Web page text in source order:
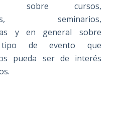
sobre cursos,
seminarios,
y en general sobre
tipo de evento que
pueda ser de interés